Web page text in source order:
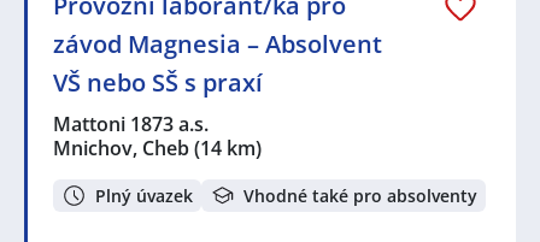
závod Magnesia – Absolvent
VŠ nebo SŠ s praxí
Mattoni 1873 a.s.
Mnichov, Cheb(14 km)
Plný úvazek Vhodné také pro absolventy